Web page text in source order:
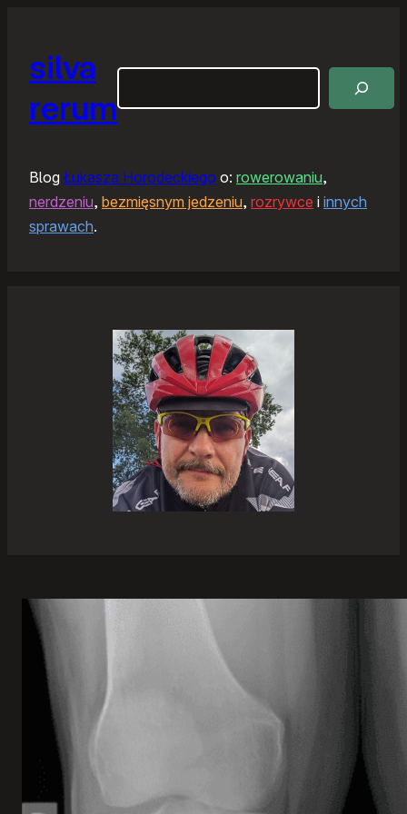
silva
rerum
Blog Łukasza Horodeckiego o: rowerowaniu,
nerdzeniu, bezmięsnym jedzeniu, rozrywce i innych
sprawach.